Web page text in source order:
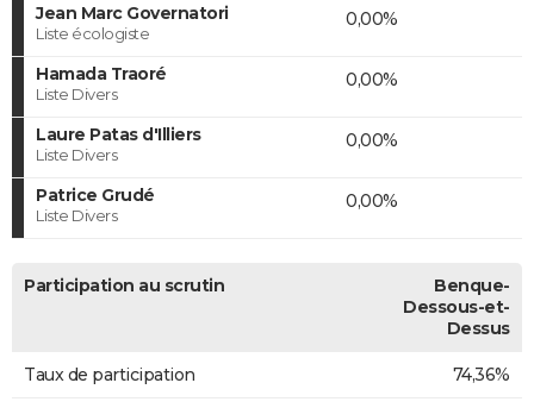
Jean Marc Governatori
Liste écologiste
0,00%
Hamada Traoré
Liste Divers
0,00%
Laure Patas d'Illiers
Liste Divers
0,00%
Patrice Grudé
Liste Divers
0,00%
Participation au scrutin
Benque-
Dessous-et-
Dessus
Taux de participation 74,36%